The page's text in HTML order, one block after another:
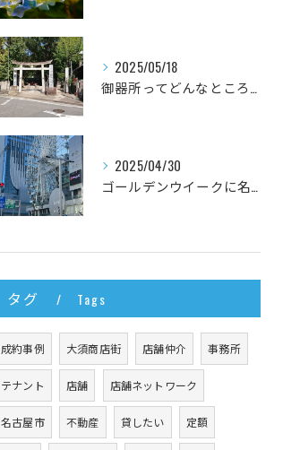
2025/05/18
御器所ってどんなところ？
2025/04/30
ゴールデンウイークに名古屋で行っておいてほしいお店
タグ Tags
成約事例 大須商店街 店舗仲介 事務所
テナント 店舗 店舗ネットワーク
名古屋市 不動産 貸したい 定額